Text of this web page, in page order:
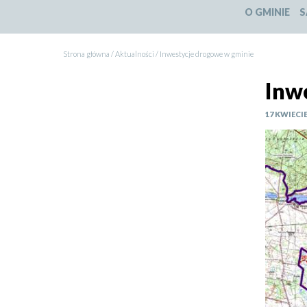
O GMINIE
Strona główna Aktualności Inwestycje drogowe w gminie
17